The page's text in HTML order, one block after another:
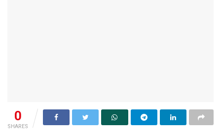
0
SHARES